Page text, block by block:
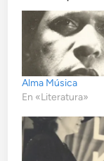
Alma Música
En «Literatura»